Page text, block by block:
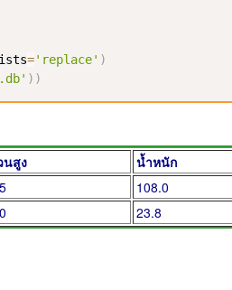
='replace' )
) )
นสูง
น้ำหนัก
108.0
23.8